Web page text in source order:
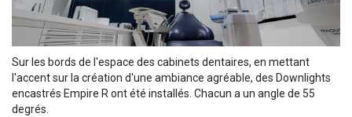
Sur les bords de l'espace des cabinets dentaires, en mettant
l'accent sur la création d'une ambiance agréable, des Downlights
encastrés Empire R ont été installés. Chacun a un angle de 55
degrés.